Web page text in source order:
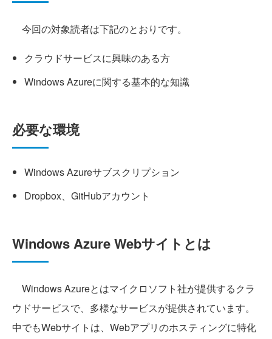
今回の対象読者は下記のとおりです。
クラウドサービスに興味のある方
Windows Azureに関する基本的な知識
必要な環境
Windows Azureサブスクリプション
Dropbox、GitHubアカウント
Windows Azure Webサイトとは
Windows Azureとはマイクロソフト社が提供するクラ
ウドサービスで、多様なサービスが提供されています。
中でもWebサイトは、Webアプリのホスティングに特化